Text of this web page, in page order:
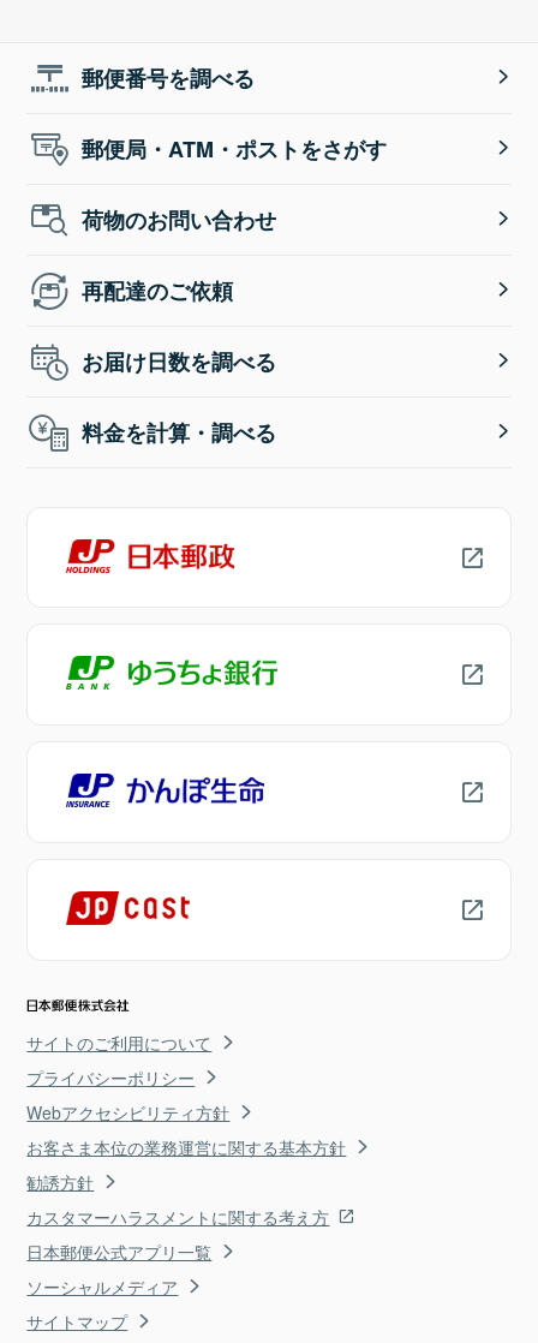
郵便番号を調べる
郵便局・ATM・ポストをさがす
荷物のお問い合わせ
再配達のご依頼
お届け日数を調べる
料金を計算・調べる
サイトのご利用について
プライバシーポリシー
Webアクセシビリティ方針
お客さま本位の業務運営に関する基本方針
勧誘方針
カスタマーハラスメントに関する考え方
日本郵便公式アプリ一覧
ソーシャルメディア
サイトマップ